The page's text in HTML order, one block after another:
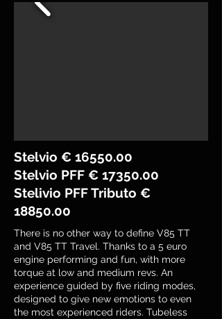
Stelvio € 16550.00
Stelvio PFF € 17350.00
Stelivio PFF Tributo €
18850.00
There is no other way to define V85 TT
and V85 TT Travel. Thanks to a 5 euro
engine performing and fun, with more
torque at low and medium revs. An
experience guided by five riding modes,
designed to give new emotions to even
the most experienced riders. Tubeless